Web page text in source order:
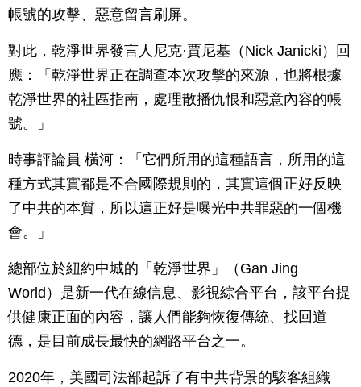
帳號的攻擊、惡意留言刷屏。
對此，乾淨世界發言人尼克·賈尼基（Nick Janicki）回
應：「乾淨世界正在調查本次攻擊的來源，也將根據
乾淨世界的社區指南，處理散播仇恨和惡意內容的帳
號。」
時事評論員 橫河：「它們所用的這種語言，所用的這
種方式其實都是不合國際規則的，其實這個正好反映
了中共的本質，所以這正好是曝光中共罪惡的一個機
會。」
總部位於紐約中城的「乾淨世界」（Gan Jing
World）是新一代在線信息、影視綜合平台，該平台提
供健康正面的內容，讓人們能夠恢復傳統、找回道
德，是目前成長最快的網路平台之一。
2020年，美國司法部起訴了有中共背景的駭客組織